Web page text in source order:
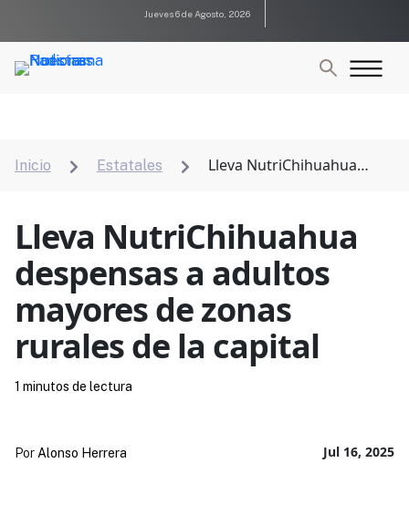
Jueves 6 de Agosto, 2026
Inicio  Estatales 
Lleva NutriChihuahua
Lleva NutriChihuahua
despensas a adultos
mayores de zonas
rurales de la capital
Jul 16, 2025
Por Alonso Herrera
1 minutos de lectura